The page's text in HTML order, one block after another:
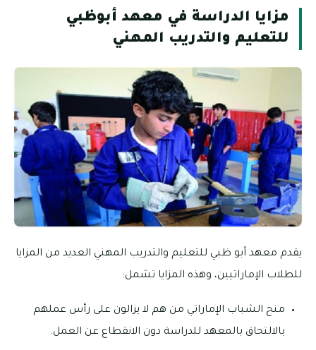
مزايا الدراسة في معهد أبوظبي
للتعليم والتدريب المهني
يقدم معهد أبو ظبي للتعليم والتدريب المهني العديد من المزايا
للطلاب الإماراتيين، وهذه المزايا تشمل:
منح الشباب الإماراتي من هم لا يزالون على رأس عملهم
بالالتحاق بالمعهد للدراسة دون الانقطاع عن العمل.